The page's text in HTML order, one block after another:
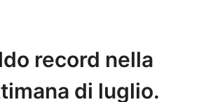
record nella
di luglio.